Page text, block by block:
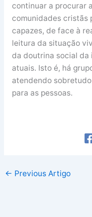
continuar a procurar
comunidades cristãs
capazes, de face à
leitura da situação
da doutrina social da
atuais. Isto é, há
atendendo
para as pessoas.
← Previous Artigo